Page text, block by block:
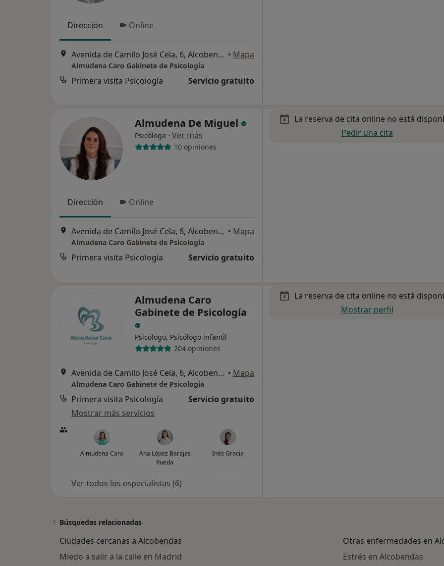
Dirección Online
Avenida de Camilo José Cela, 6, Alcobendas • Mapa
Almudena Caro Gabinete de Psicología
Primera visita Psicología Servicio gratuito
Almudena De Miguel
Psicóloga · Ver más
10 opiniones
Dirección Online
Avenida de Camilo José Cela, 6, Alcobendas • Mapa
Almudena Caro Gabinete de Psicología
Primera visita Psicología Servicio gratuito
La reserva de cita online no está
Pedir una cita
Almudena Caro
Gabinete de Psicología
Psicólogo, Psicólogo infantil
204 opiniones
Avenida de Camilo José Cela, 6, Alcobendas • Mapa
Almudena Caro Gabinete de Psicología
Primera visita Psicología
Servicio gratuito
Mostrar más servicios
Almudena Caro
Ana López Barajas
Rueda
Inés Gracia
Ver todos los especialistas (6)
La reserva de cita online no está
Mostrar perfil
Búsquedas relacionadas
Ciudades cercanas a Alcobendas
Miedo a salir a la calle en Madrid
Otras enfermedades en
Estrés en Alcobendas